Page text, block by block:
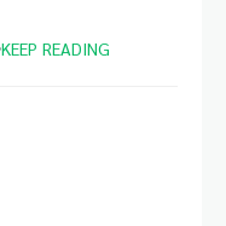
KEEP READING